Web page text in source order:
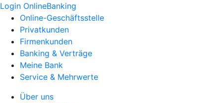
Login OnlineBanking
Online-Geschäftsstelle
Privatkunden
Firmenkunden
Banking & Verträge
Meine Bank
Service & Mehrwerte
Über uns